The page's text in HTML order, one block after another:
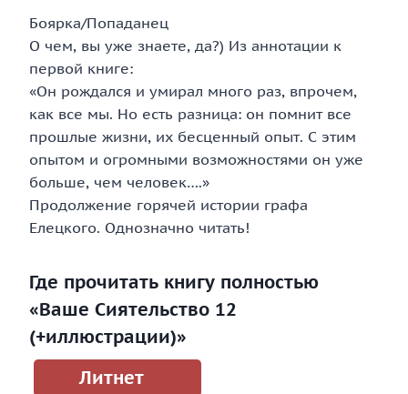
Боярка/Попаданец
О чем, вы уже знаете, да?) Из аннотации к
первой книге:
«Он рождался и умирал много раз, впрочем,
как все мы. Но есть разница: он помнит все
прошлые жизни, их бесценный опыт. С этим
опытом и огромными возможностями он уже
больше, чем человек….»
Продолжение горячей истории графа
Елецкого. Однозначно читать!
Где прочитать книгу полностью
«Ваше Сиятельство 12
(+иллюстрации)»
Литнет